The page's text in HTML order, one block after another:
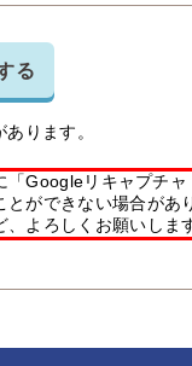
る
ります。
Googleリキャプチ
ができない場合があ
よろしくお願いしま